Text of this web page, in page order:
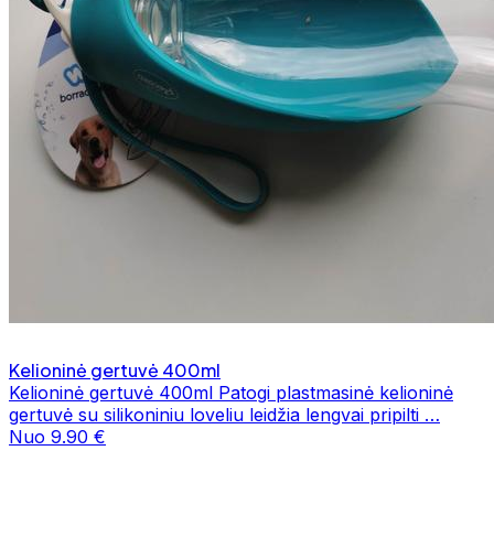
Kelioninė gertuvė 400ml
Kelioninė gertuvė 400ml Patogi plastmasinė kelioninė
gertuvė su silikoniniu loveliu leidžia lengvai pripilti …
Nuo 9.90 €